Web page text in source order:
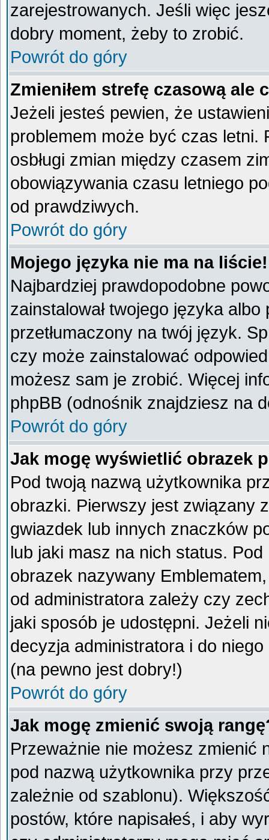
zarejestrowanych. Jeśli więc
dobry moment, żeby to zrobić.
Powrót do góry
Zmieniłem strefę czasową ale
Jeżeli jesteś pewien, że
problemem może być czas letni.
osbługi zmian między czasem
obowiązywania czasu letniego
od prawdziwych.
Powrót do góry
Mojego języka nie ma na liście!
Najbardziej prawdopodobne
zainstalował twojego języka
przetłumaczony na twój język.
czy może zainstalować
możesz sam je zrobić. Więcej
phpBB (odnośnik znajdziesz na
Powrót do góry
Jak mogę wyświetlić obrazek
Pod twoją nazwą użytkownika
obrazki. Pierwszy jest związany
gwiazdek lub innych znaczków
lub jaki masz na nich status.
obrazek nazywany
od administratora zależy czy
jaki sposób je udostępni. Jeżeli
decyzja administratora i do
(na pewno jest dobry!)
Powrót do góry
Jak mogę zmienić swoją
Przeważnie nie możesz zmienić
pod nazwą użytkownika przy
zależnie od szablonu).
postów, które napisałeś, i aby